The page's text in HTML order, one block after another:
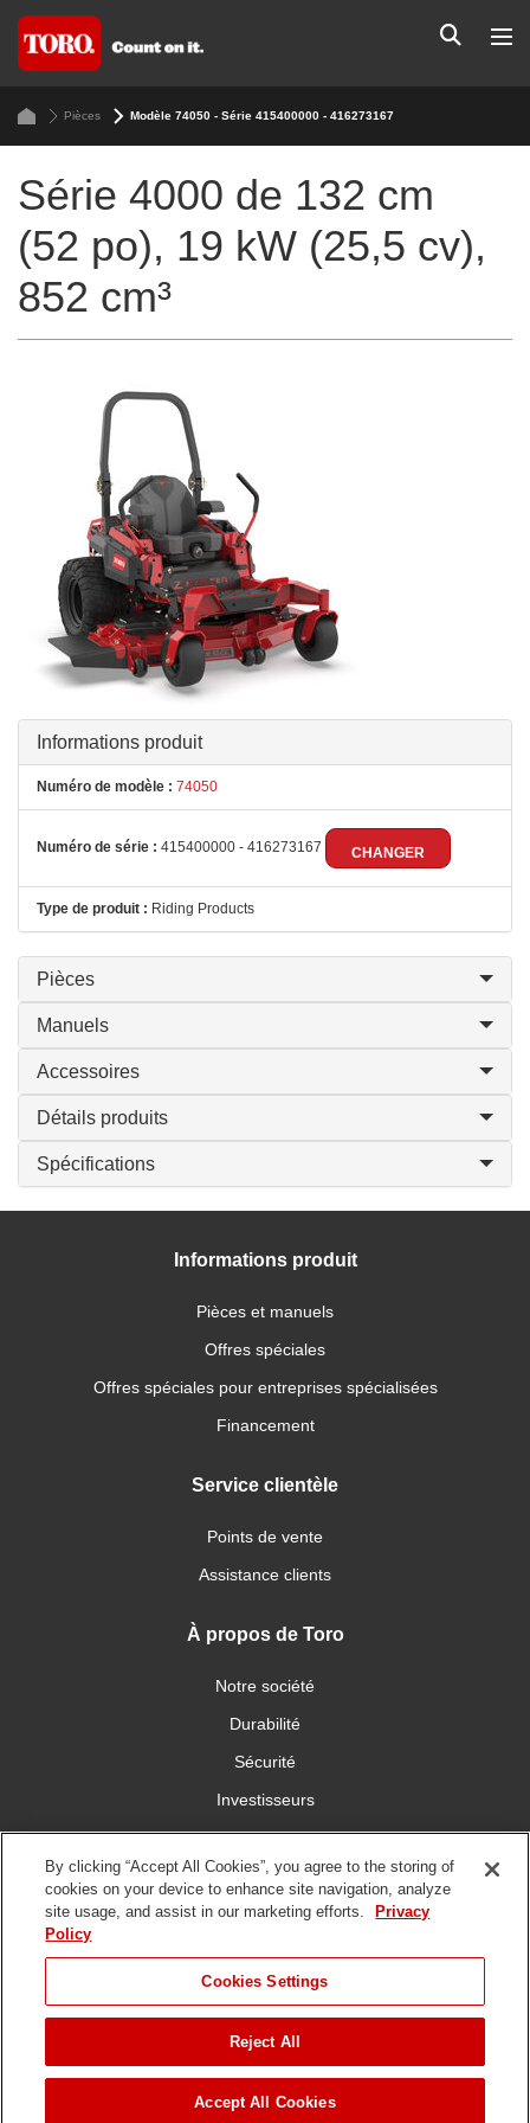
Pièces Modèle 74050 - Série 415400000 - 416273167
Série 4000 de 132 cm
(52 po), 19 kW (25,5 cv),
852 cm³
Informations produit
Numéro de modèle : 74050
Numéro de série : 415400000 - 416273167 CHANGER
Type de produit : Riding Products
Pièces
Manuels
Accessoires
Détails produits
Spécifications
Informations produit
Pièces et manuels
Offres spéciales
Offres spéciales pour entreprises spécialisées
Financement
Service clientèle
Points de vente
Assistance clients
À propos de Toro
Notre société
Durabilité
Sécurité
Investisseurs
Carrières
Communiquez avec nous
d'utilisation
Politique de
confidentialité
Copyright/DMCA
2026 The Toro Company. Tous droits réservés.
By clicking “Accept All Cookies”, you agree to the storing of
cookies on your device to enhance site navigation, analyze
site usage, and assist in our marketing efforts.
Privacy
Policy
Cookies Settings
Reject All
Accept All Cookies